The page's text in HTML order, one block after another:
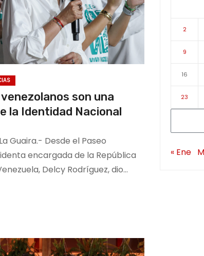
son una
la Identidad Nacional
Guaira.- Desde el Paseo
encargada de la República
Delcy Rodríguez, dio…
2
9
16
23
« Ene